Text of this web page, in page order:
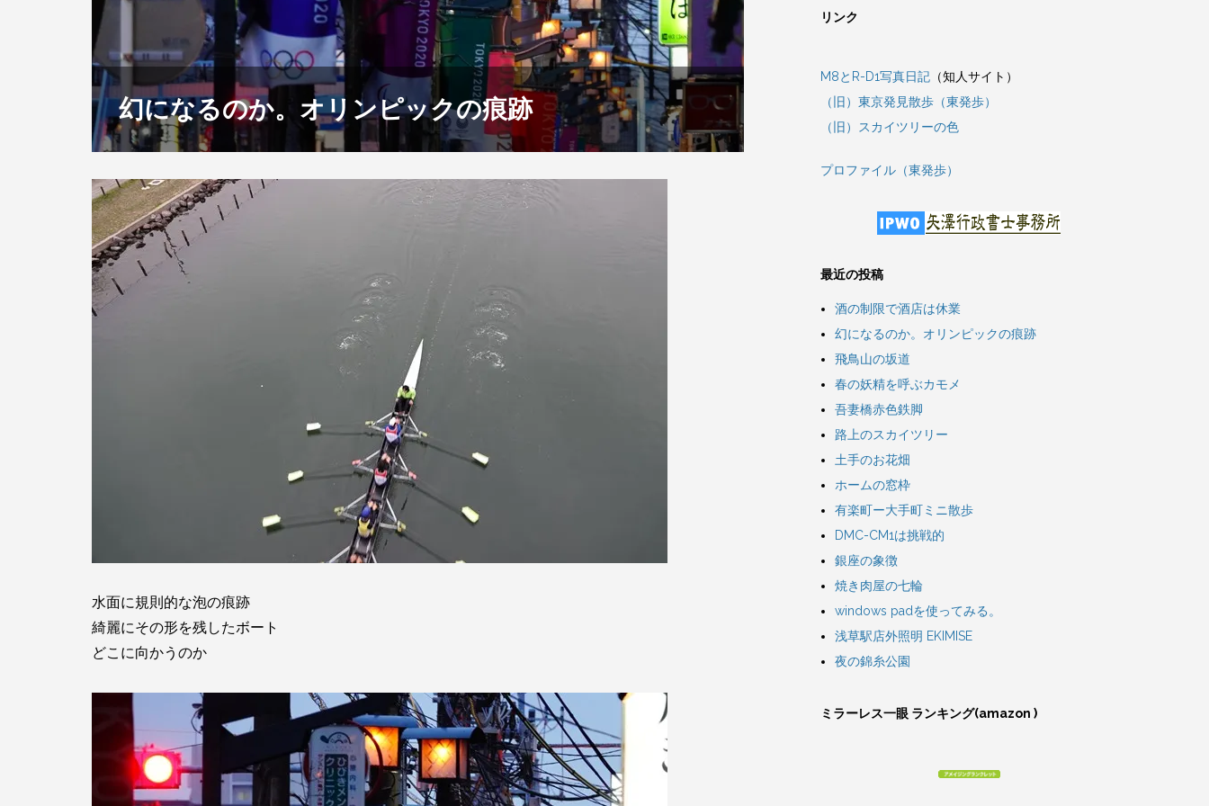
幻になるのか。オリンピックの痕跡
水面に規則的な泡の痕跡
綺麗にその形を残したボート
どこに向かうのか
リンク
M8とR-D1写真日記 （知人サイト）
（旧）東京発見散歩（東発歩）
（旧）スカイツリーの色
プロファイル（東発歩）
最近の投稿
酒の制限で酒店は休業
幻になるのか。オリンピックの痕跡
飛鳥山の坂道
春の妖精を呼ぶカモメ
吾妻橋赤色鉄脚
路上のスカイツリー
土手のお花畑
ホームの窓枠
有楽町ー大手町ミニ散歩
DMC-CM1は挑戦的
銀座の象徴
焼き肉屋の七輪
windows padを使ってみる。
浅草駅店外照明 EKIMISE
夜の錦糸公園
ミラーレス一眼 ランキング(amazon )